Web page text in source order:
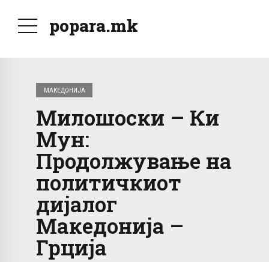
popara.mk
МАКЕДОНИЈА
Милошоски – Ки
Мун:
Продолжување на
политичкиот
дијалог
Македонија –
Грција